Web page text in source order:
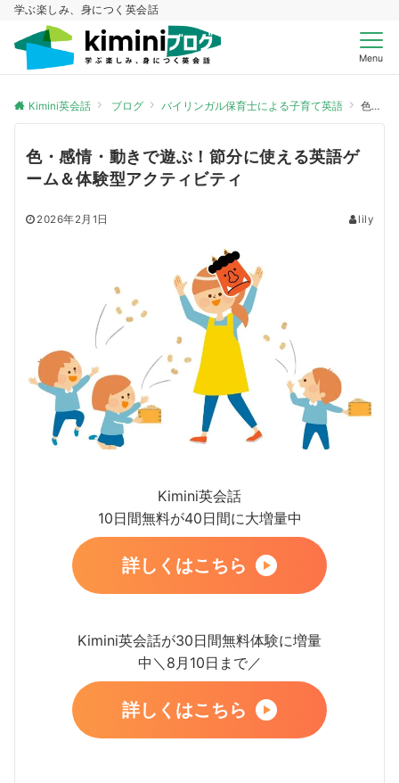
学ぶ楽しみ、身につく英会話
Menu
Kimini英会話 ブログ バイリンガル保育士による子育て英語 色・感情・動きで遊ぶ！節分に使える英語ゲーム＆体験型アクティビティ
色・感情・動きで遊ぶ！節分に使える英語ゲ
ーム＆体験型アクティビティ
2026年2月1日 lily
Kimini英会話
10日間無料が40日間に大増量中
詳しくはこちら
Kimini英会話が30日間無料体験に増量
中＼8月10日まで／
詳しくはこちら